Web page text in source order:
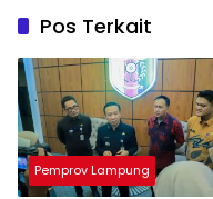
Pos Terkait
Pemprov Lampung